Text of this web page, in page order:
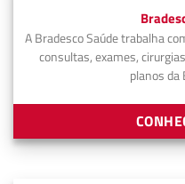
A Bradesco Saúde trabalha
consultas, exames,
planos da